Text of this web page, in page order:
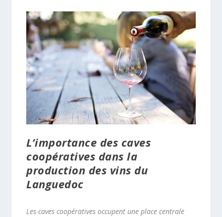
L’importance des caves
coopératives dans la
production des vins du
Languedoc
Les caves coopératives occupent une place centrale